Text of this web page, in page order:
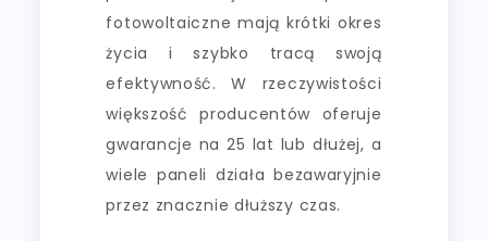
fotowoltaiczne mają krótki okres
życia i szybko tracą swoją
efektywność. W rzeczywistości
większość producentów oferuje
gwarancje na 25 lat lub dłużej, a
wiele paneli działa bezawaryjnie
przez znacznie dłuższy czas.